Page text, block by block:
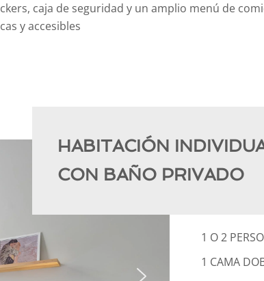
caja de seguridad y un amplio menú de
y accesibles
HABITACIÓN
CON BAÑO PRIVADO
1 O 2
1 CAMA